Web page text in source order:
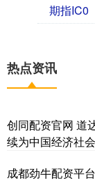
期指IC0
热点资讯
创同配资官网
续为中国经济社
成都劲牛配资平